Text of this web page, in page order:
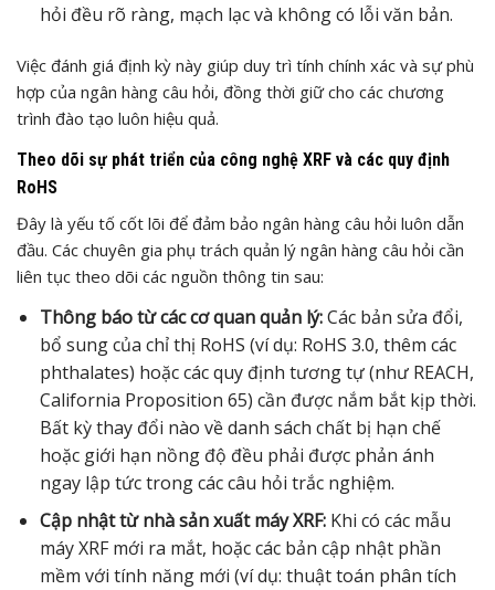
hỏi đều rõ ràng, mạch lạc và không có lỗi văn bản.
Việc đánh giá định kỳ này giúp duy trì tính chính xác và sự phù
hợp của ngân hàng câu hỏi, đồng thời giữ cho các chương
trình đào tạo luôn hiệu quả.
Theo dõi sự phát triển của công nghệ XRF và các quy định
RoHS
Đây là yếu tố cốt lõi để đảm bảo ngân hàng câu hỏi luôn dẫn
đầu. Các chuyên gia phụ trách quản lý ngân hàng câu hỏi cần
liên tục theo dõi các nguồn thông tin sau:
Thông báo từ các cơ quan quản lý:Các bản sửa đổi,
bổ sung của chỉ thị RoHS (ví dụ: RoHS 3.0, thêm các
phthalates) hoặc các quy định tương tự (như REACH,
California Proposition 65) cần được nắm bắt kịp thời.
Bất kỳ thay đổi nào về danh sách chất bị hạn chế
hoặc giới hạn nồng độ đều phải được phản ánh
ngay lập tức trong các câu hỏi trắc nghiệm.
Cập nhật từ nhà sản xuất máy XRF:Khi có các mẫu
máy XRF mới ra mắt, hoặc các bản cập nhật phần
mềm với tính năng mới (ví dụ: thuật toán phân tích